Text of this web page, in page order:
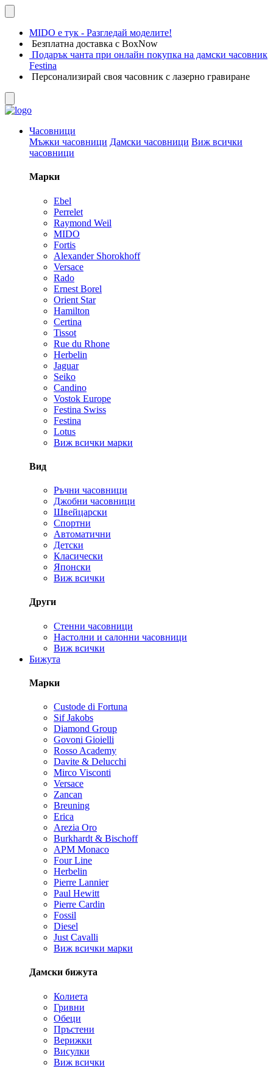
MIDO е тук - Разгледай моделите!
Безплатна доставка с BoxNow
Подарък чанта при онлайн покупка на дамски часовник
Festina
Персонализирай своя часовник с лазерно гравиране
Часовници
Мъжки часовници Дамски часовници Виж всички
часовници
Марки
Ebel
Perrelet
Raymond Weil
MIDO
Fortis
Alexander Shorokhoff
Versace
Rado
Ernest Borel
Orient Star
Hamilton
Certina
Tissot
Rue du Rhone
Herbelin
Jaguar
Seiko
Candino
Vostok Europe
Festina Swiss
Festina
Lotus
Виж всички марки
Вид
Ръчни часовници
Джобни часовници
Швейцарски
Спортни
Автоматични
Детски
Класически
Японски
Виж всички
Други
Стенни часовници
Настолни и салонни часовници
Виж всички
Бижута
Марки
Custode di Fortuna
Sif Jakobs
Diamond Group
Govoni Gioielli
Rosso Academy
Davite & Delucchi
Mirco Visconti
Versace
Zancan
Breuning
Erica
Arezia Oro
Burkhardt & Bischoff
APM Monaco
Four Line
Herbelin
Pierre Lannier
Paul Hewitt
Pierre Cardin
Fossil
Diesel
Just Cavalli
Виж всички марки
Дамски бижута
Колиета
Гривни
Обеци
Пръстени
Верижки
Висулки
Виж всички